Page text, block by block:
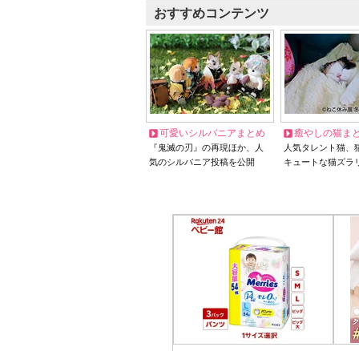
おすすめコンテンツ
可愛いシルバニアまとめ
『鬼滅の刃』の再現ほか、人
気のシルバニア投稿を公開
癒やしの猫ま
人気タレント猫
キュートな猫ズラ